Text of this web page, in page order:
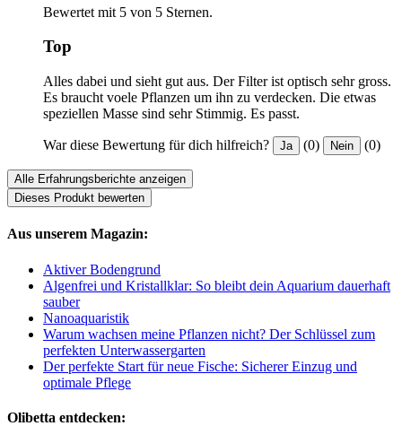
Bewertet mit 5 von 5 Sternen.
Top
Alles dabei und sieht gut aus. Der Filter ist optisch sehr gross.
Es braucht voele Pflanzen um ihn zu verdecken. Die etwas
speziellen Masse sind sehr Stimmig. Es passt.
War diese Bewertung für dich hilfreich? Ja (0) Nein (0)
Alle Erfahrungsberichte anzeigen
Dieses Produkt bewerten
Aus unserem Magazin:
Aktiver Bodengrund
Algenfrei und Kristallklar: So bleibt dein Aquarium dauerhaft
sauber
Nanoaquaristik
Warum wachsen meine Pflanzen nicht? Der Schlüssel zum
perfekten Unterwassergarten
Der perfekte Start für neue Fische: Sicherer Einzug und
optimale Pflege
Olibetta entdecken: